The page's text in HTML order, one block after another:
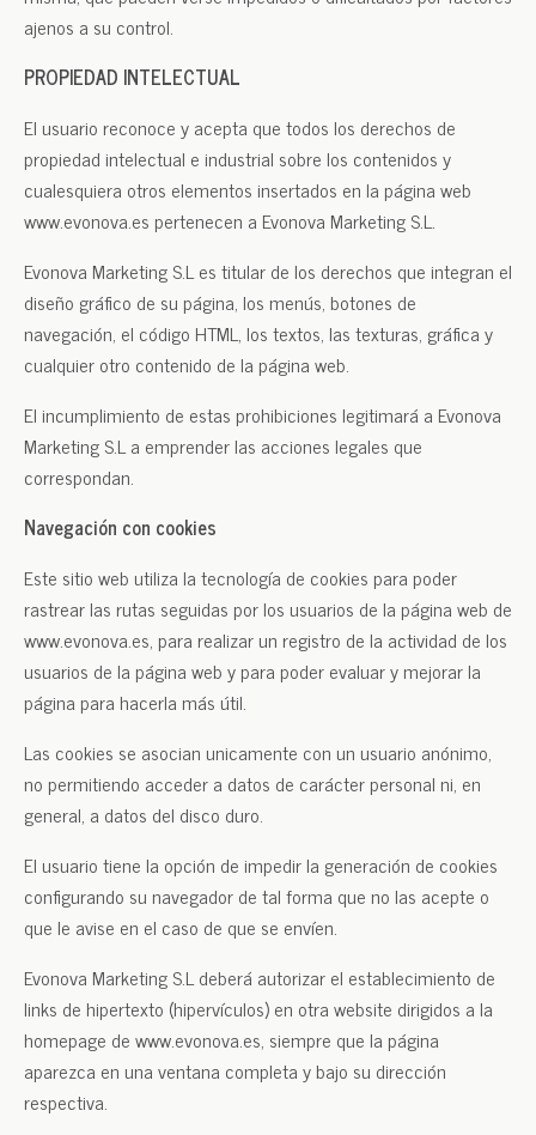
ajenos a su control.
PROPIEDAD INTELECTUAL
El usuario reconoce y acepta que todos los derechos de
propiedad intelectual e industrial sobre los contenidos y
cualesquiera otros elementos insertados en la página web
www.evonova.es pertenecen a Evonova Marketing S.L.
Evonova Marketing S.L es titular de los derechos que integran el
diseño gráfico de su página, los menús, botones de
navegación, el código HTML, los textos, las texturas, gráfica y
cualquier otro contenido de la página web.
El incumplimiento de estas prohibiciones legitimará a Evonova
Marketing S.L a emprender las acciones legales que
correspondan.
Navegación con cookies
Este sitio web utiliza la tecnología de cookies para poder
rastrear las rutas seguidas por los usuarios de la página web de
www.evonova.es, para realizar un registro de la actividad de los
usuarios de la página web y para poder evaluar y mejorar la
página para hacerla más útil.
Las cookies se asocian unicamente con un usuario anónimo,
no permitiendo acceder a datos de carácter personal ni, en
general, a datos del disco duro.
El usuario tiene la opción de impedir la generación de cookies
configurando su navegador de tal forma que no las acepte o
que le avise en el caso de que se envíen.
Evonova Marketing S.L deberá autorizar el establecimiento de
links de hipertexto (hipervículos) en otra website dirigidos a la
homepage de www.evonova.es, siempre que la página
aparezca en una ventana completa y bajo su dirección
respectiva.